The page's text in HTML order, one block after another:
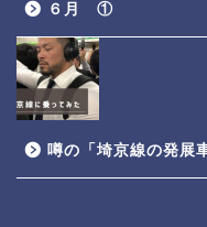
６月 ①
噂の「埼京線の発展